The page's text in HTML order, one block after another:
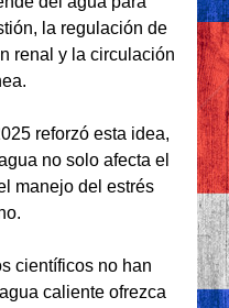
la regulación de
renal y la circulación
reforzó esta idea,
no solo afecta el
manejo del estrés
científicos no han
caliente ofrezca